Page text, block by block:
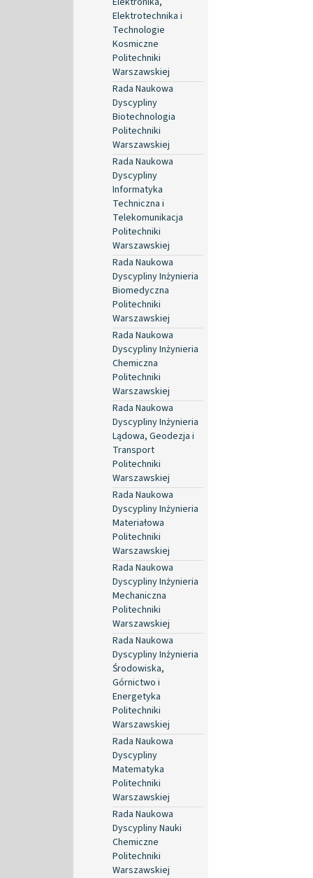
Elektrotechnika i
Technologie
Kosmiczne
Politechniki
Warszawskiej
Rada Naukowa
Dyscypliny
Biotechnologia
Politechniki
Warszawskiej
Rada Naukowa
Dyscypliny
Informatyka
Techniczna i
Telekomunikacja
Politechniki
Warszawskiej
Rada Naukowa
Dyscypliny Inżynieria
Biomedyczna
Politechniki
Warszawskiej
Rada Naukowa
Dyscypliny Inżynieria
Chemiczna
Politechniki
Warszawskiej
Rada Naukowa
Dyscypliny Inżynieria
Lądowa, Geodezja i
Transport
Politechniki
Warszawskiej
Rada Naukowa
Dyscypliny Inżynieria
Materiałowa
Politechniki
Warszawskiej
Rada Naukowa
Dyscypliny Inżynieria
Mechaniczna
Politechniki
Warszawskiej
Rada Naukowa
Dyscypliny Inżynieria
Środowiska,
Górnictwo i
Energetyka
Politechniki
Warszawskiej
Rada Naukowa
Dyscypliny
Matematyka
Politechniki
Warszawskiej
Rada Naukowa
Dyscypliny Nauki
Chemiczne
Politechniki
Warszawskiej